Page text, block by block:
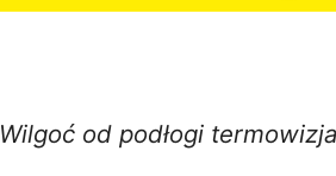
Wilgoć od podłogi